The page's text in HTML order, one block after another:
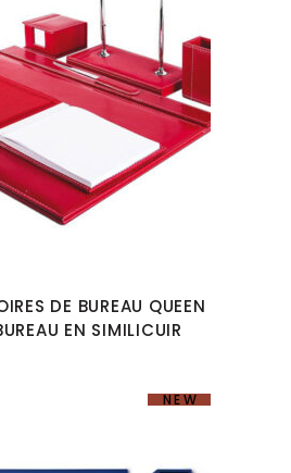
DE BUREAU QUEEN
EN SIMILICUIR
NEW